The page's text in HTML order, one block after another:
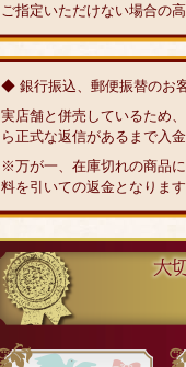
ご指定いただけない場合の
◆ 銀行振込、郵便振替のお
実店舗と併売しているため
ら正式な返信があるまで入
※万が一、在庫切れの商品
料を引いての返金となります